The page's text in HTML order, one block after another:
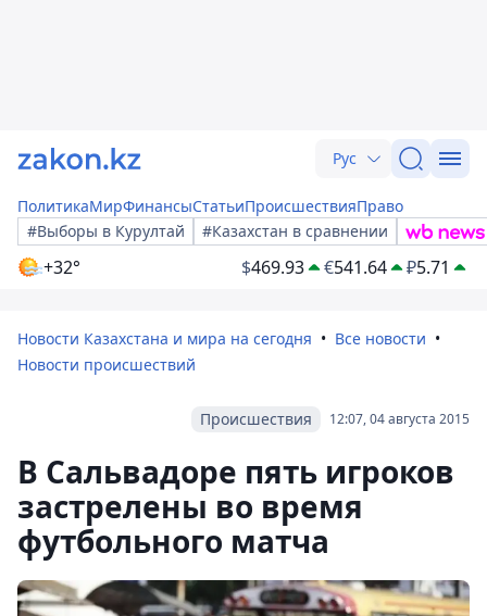
Рус
ПолитикаМирФинансыСтатьиПроисшествияПраво
#Выборы в Курултай
#Казахстан в сравнении
+32° $469.93 €541.64 ₽5.71
Новости Казахстана и мира на сегодня
Все новости
Новости происшествий
12:07, 04 августа 2015
Происшествия
В Сальвадоре пять игроков
застрелены во время
футбольного матча